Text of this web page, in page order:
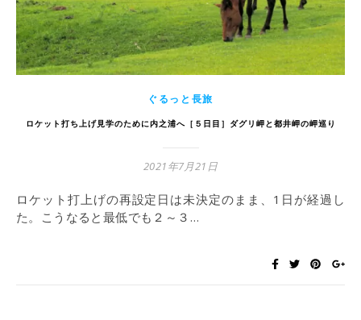
ぐるっと長旅
ロケット打ち上げ見学のために内之浦へ［５日目］ダグリ岬と都井岬の岬巡り
2021年7月21日
ロケット打上げの再設定日は未決定のまま、1日が経過し
た。こうなると最低でも２～３…